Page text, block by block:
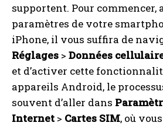
supportent. Pour commencer,
paramètres de votre
iPhone, il vous suffira de
Réglages > Données
et d’activer cette
appareils Android, le
souvent d’aller dans
Internet > Cartes SIM, où